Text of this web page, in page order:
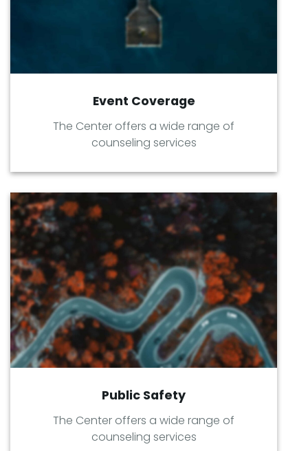
Event Coverage
The Center offers a wide range of
counseling services
Public Safety
The Center offers a wide range of
counseling services